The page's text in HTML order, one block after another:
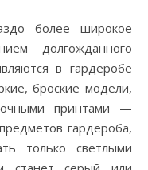
более широкое
долгожданного
в гардеробе
броские модели,
принтами —
гардероба,
только светлыми